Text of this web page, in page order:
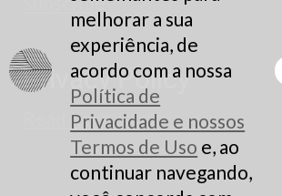
Privacy Policy
Read here
melhorar a sua
experiência, de
acordo com a nossa
Política de
Privacidade e nossos
Termos de Uso e, ao
continuar navegando,